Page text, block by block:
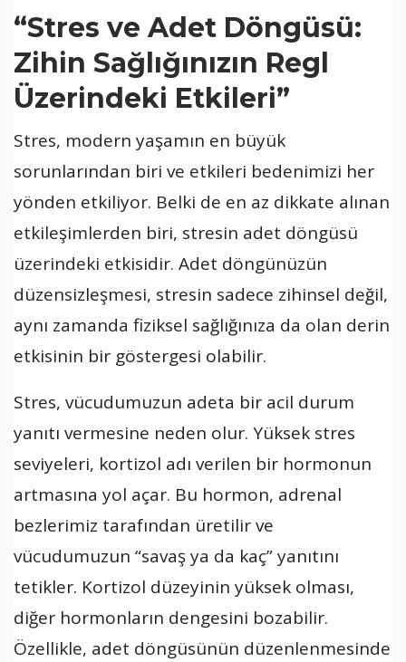
“Stres ve Adet Döngüsü:
Zihin Sağlığınızın Regl
Üzerindeki Etkileri”
Stres, modern yaşamın en büyük
sorunlarından biri ve etkileri bedenimizi her
yönden etkiliyor. Belki de en az dikkate alınan
etkileşimlerden biri, stresin adet döngüsü
üzerindeki etkisidir. Adet döngünüzün
düzensizleşmesi, stresin sadece zihinsel değil,
aynı zamanda fiziksel sağlığınıza da olan derin
etkisinin bir göstergesi olabilir.
Stres, vücudumuzun adeta bir acil durum
yanıtı vermesine neden olur. Yüksek stres
seviyeleri, kortizol adı verilen bir hormonun
artmasına yol açar. Bu hormon, adrenal
bezlerimiz tarafından üretilir ve
vücudumuzun “savaş ya da kaç” yanıtını
tetikler. Kortizol düzeyinin yüksek olması,
diğer hormonların dengesini bozabilir.
Özellikle, adet döngüsünün düzenlenmesinde